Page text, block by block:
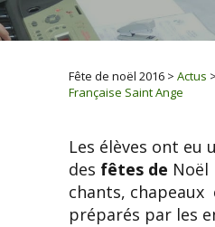
Fête de noël 2016 >Actus
Française Saint Ange
Les élèves ont eu
des fêtes de Noël
chants, chapeaux
préparés par les